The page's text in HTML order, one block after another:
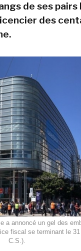
de ses
des
a annoncé un gel des
fiscal se terminant le
C.S.).